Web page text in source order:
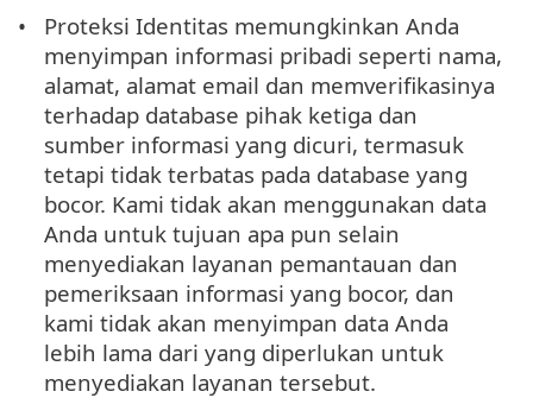
Proteksi Identitas memungkinkan Anda
menyimpan informasi pribadi seperti nama,
alamat, alamat email dan memverifikasinya
terhadap database pihak ketiga dan
sumber informasi yang dicuri, termasuk
tetapi tidak terbatas pada database yang
bocor. Kami tidak akan menggunakan data
Anda untuk tujuan apa pun selain
menyediakan layanan pemantauan dan
pemeriksaan informasi yang bocor, dan
kami tidak akan menyimpan data Anda
lebih lama dari yang diperlukan untuk
menyediakan layanan tersebut.